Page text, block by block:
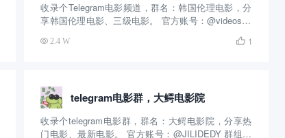
收录个Telegram电影频道，群名：韩国伦理电影，分
享韩国伦理电影、三级电影。 官方账号：@videos51
群组介绍：这个电报电影频道创建的时间很长了，算
是比较早的电影群了，主要分享韩国伦理电影、三级
2.4 W  1
telegram电影群，大鳄电影院
收录个telegram电影群，群名：大鳄电影院，分享热
门电影、最新电影。 官方账号：@JILIDEDY 群组介